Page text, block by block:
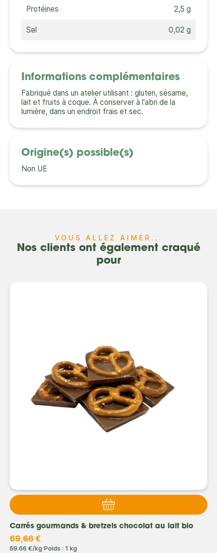
Protéines 2,5 g
Sel 0,02 g
Informations complémentaires
Fabriqué dans un atelier utilisant : gluten, sésame,
lait et fruits à coque. À conserver à l'abri de la
lumière, dans un endroit frais et sec.
Origine(s) possible(s)
Non UE
VOUS ALLEZ AIMER...
Nos clients ont également craqué
pour
Carrés gourmands & bretzels chocolat au lait bio
69,66 €
69.66 €/kg Poids : 1 kg